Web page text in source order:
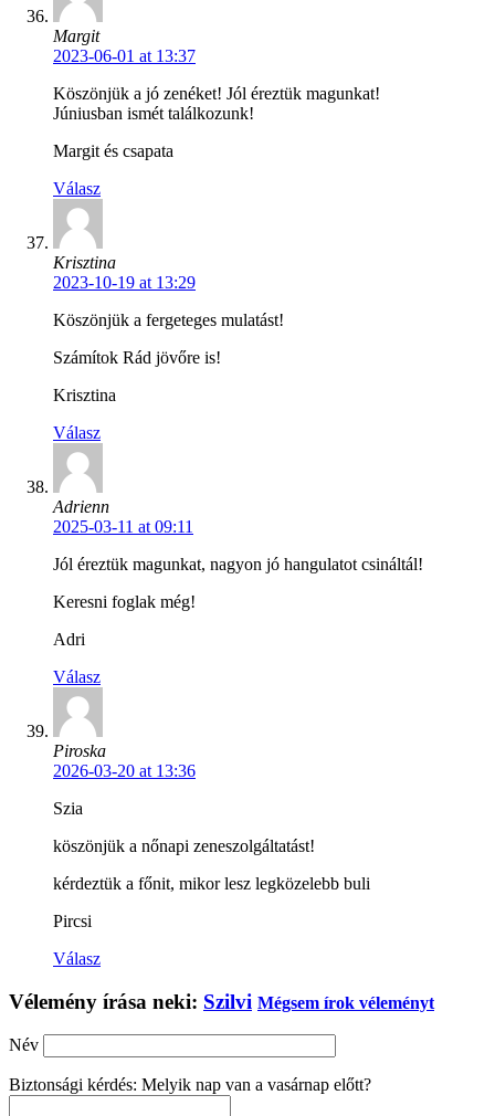
Margit
2023-06-01 at 13:37
Köszönjük a jó zenéket! Jól éreztük magunkat!
Júniusban ismét találkozunk!
Margit és csapata
Válasz
Krisztina
2023-10-19 at 13:29
Köszönjük a fergeteges mulatást!
Számítok Rád jövőre is!
Krisztina
Válasz
Adrienn
2025-03-11 at 09:11
Jól éreztük magunkat, nagyon jó hangulatot csináltál!
Keresni foglak még!
Adri
Válasz
Piroska
2026-03-20 at 13:36
Szia
köszönjük a nőnapi zeneszolgáltatást!
kérdeztük a főnit, mikor lesz legközelebb buli
Pircsi
Válasz
Vélemény írása neki: Szilvi Mégsem írok véleményt
Név
Biztonsági kérdés: Melyik nap van a vasárnap előtt?